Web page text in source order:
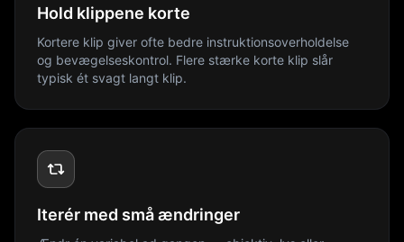
Hold klippene korte
Kortere klip giver ofte bedre instruktionsoverholdelse
og bevægelseskontrol. Flere stærke korte klip slår
typisk ét svagt langt klip.
Iterér med små ændringer